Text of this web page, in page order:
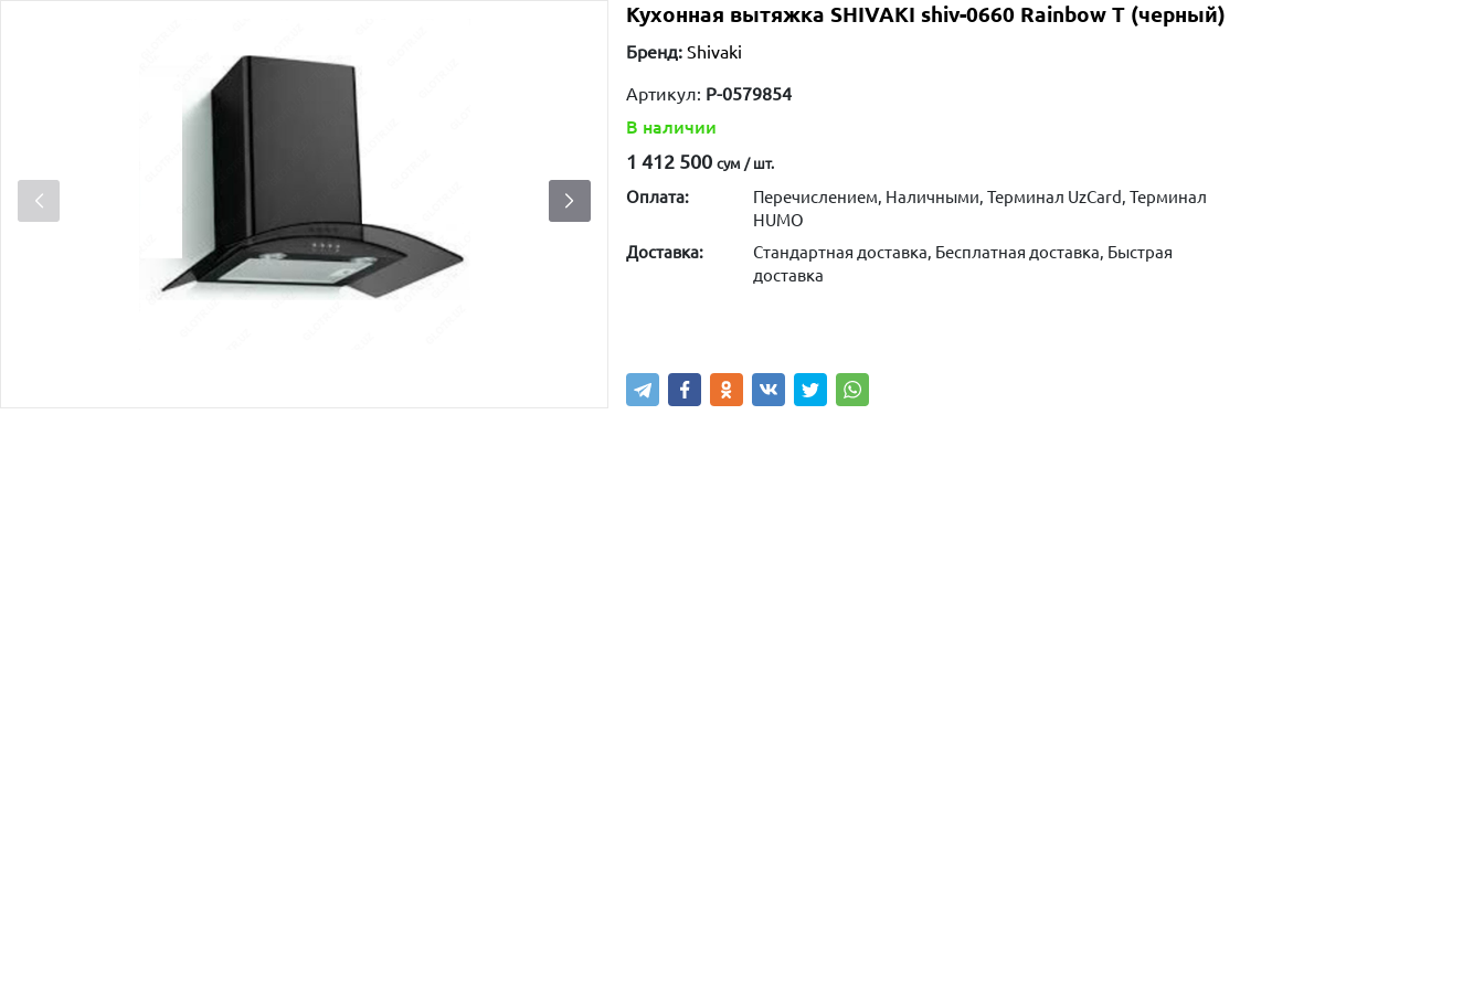
Кухонная вытяжка SHIVAKI shiv-0660 Rainbow T (черный)
Бренд: Shivaki
Артикул: P-0579854
В наличии
1 412 500 сум / шт.
Оплата:
Перечислением, Наличными, Терминал UzCard, Терминал
HUMO
Доставка:
Стандартная доставка, Бесплатная доставка, Быстрая
доставка